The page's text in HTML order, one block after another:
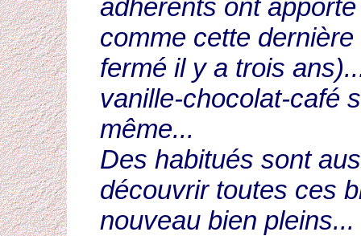
adhérents ont
comme cette
fermé il y a trois
vanille-chocolat-café
même...
Des habitués sont
découvrir toutes ces
nouveau bien pleins...